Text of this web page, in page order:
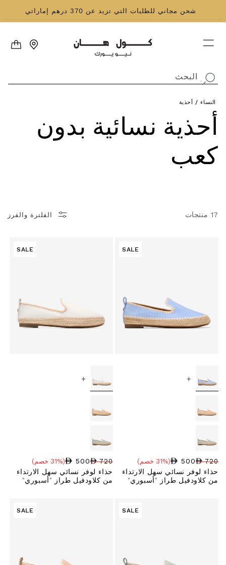
إلى المحتوى
شحن مجاني للطلبات التي تزيد عن 370 درهم إماراتي
العربة
البحث
النساء / أحذية
مجموعة:
أحذية نسائية بدون
كعب
17 منتجات الفلترة والفرز
SALE
+
السعر العادي
720
سعر البيع
500
نسبة الخصم
(31% خصم)
حذاء لوفر نسائي سهل الارتداء
من كلاودفيل طراز "أسبوري"
SALE
+
السعر العادي
720
سعر البيع
500
نسبة الخصم
(31% خصم)
حذاء لوفر نسائي سهل الارتداء
من كلاودفيل طراز "أسبوري"
SALE
SALE